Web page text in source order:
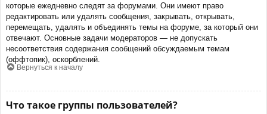
которые ежедневно следят за форумами. Они имеют право
редактировать или удалять сообщения, закрывать, открывать,
перемещать, удалять и объединять темы на форуме, за который они
отвечают. Основные задачи модераторов — не допускать
несоответствия содержания сообщений обсуждаемым темам
(оффтопик), оскорблений.
Вернуться к началу
Что такое группы пользователей?